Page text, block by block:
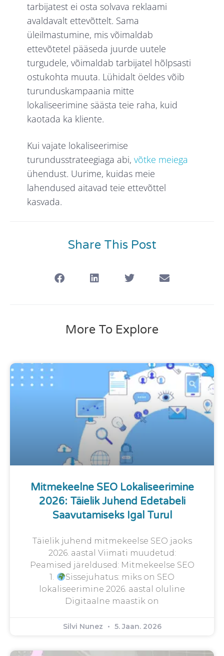
tarbijatest ei osta solvava reklaami
avaldavalt ettevõttelt. Sama
üleilmastumine, mis võimaldab
ettevõtetel pääseda juurde uutele
turgudele, võimaldab tarbijatel hõlpsasti
ostukohta muuta. Lühidalt öeldes võib
turunduskampaania mitte
lokaliseerimine säästa teie raha, kuid
kaotada ka kliente.
Kui vajate lokaliseerimise
turundusstrateegiaga abi,võtke meiega
ühendust. Uurime, kuidas meie
lahendused aitavad teie ettevõttel
kasvada.
Share This Post
More To Explore
Mitmekeelne SEO Lokaliseerimine
2026: Täielik Juhend Edetabeli
Saavutamiseks Igal Turul
Täielik juhend mitmekeelse SEO jaoks
2026. aastal Viimati muudetud:
Peamised järeldused: Mitmekeelse SEO
1.
Sissejuhatus: miks on SEO
lokaliseerimine 2026. aastal oluline
Digitaalne maastik on
Silvi Nunez 5. Jaan. 2026